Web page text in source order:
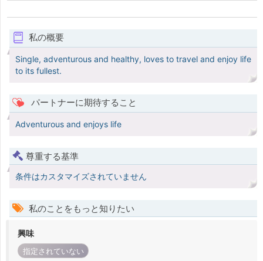
私の概要
Single, adventurous and healthy, loves to travel and enjoy life
to its fullest.
パートナーに期待すること
Adventurous and enjoys life
尊重する基準
条件はカスタマイズされていません
私のことをもっと知りたい
興味
指定されていない